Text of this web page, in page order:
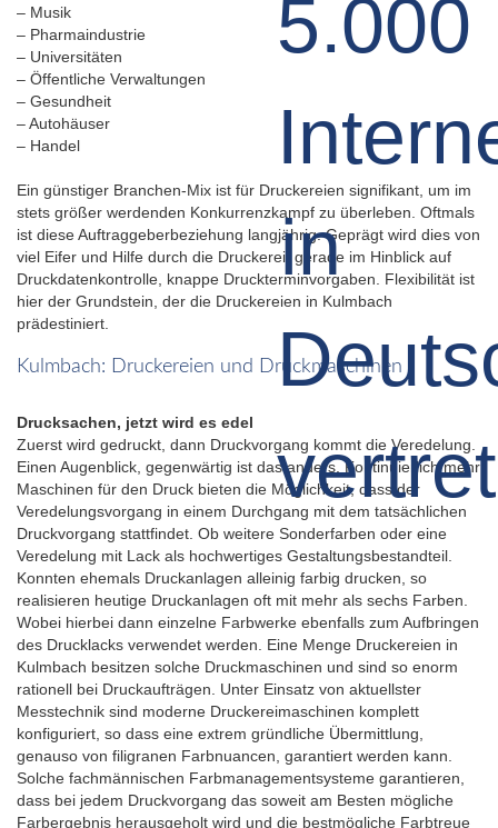
– Musik
– Pharmaindustrie
– Universitäten
– Öffentliche Verwaltungen
– Gesundheit
– Autohäuser
– Handel
Ein günstiger Branchen-Mix ist für Druckereien signifikant, um im
stets größer werdenden Konkurrenzkampf zu überleben. Oftmals
ist diese Auftraggeberbeziehung langjährig. Geprägt wird dies von
viel Eifer und Hilfe durch die Druckerei, gerade im Hinblick auf
Druckdatenkontrolle, knappe Druckterminvorgaben. Flexibilität ist
hier der Grundstein, der die Druckereien in Kulmbach
prädestiniert.
Kulmbach: Druckereien und Druckmaschinen
Drucksachen, jetzt wird es edel
Zuerst wird gedruckt, dann Druckvorgang kommt die Veredelung.
Einen Augenblick, gegenwärtig ist das anders. Kontinuierlich mehr
Maschinen für den Druck bieten die Möglichkeit, dass der
Veredelungsvorgang in einem Durchgang mit dem tatsächlichen
Druckvorgang stattfindet. Ob weitere Sonderfarben oder eine
Veredelung mit Lack als hochwertiges Gestaltungsbestandteil.
Konnten ehemals Druckanlagen alleinig farbig drucken, so
realisieren heutige Druckanlagen oft mit mehr als sechs Farben.
Wobei hierbei dann einzelne Farbwerke ebenfalls zum Aufbringen
des Drucklacks verwendet werden. Eine Menge Druckereien in
Kulmbach besitzen solche Druckmaschinen und sind so enorm
rationell bei Druckaufträgen. Unter Einsatz von aktuellster
Messtechnik sind moderne Druckereimaschinen komplett
konfiguriert, so dass eine extrem gründliche Übermittlung,
genauso von filigranen Farbnuancen, garantiert werden kann.
Solche fachmännischen Farbmanagementsysteme garantieren,
dass bei jedem Druckvorgang das soweit am Besten mögliche
Farbergebnis herausgeholt wird und die bestmögliche Farbtreue